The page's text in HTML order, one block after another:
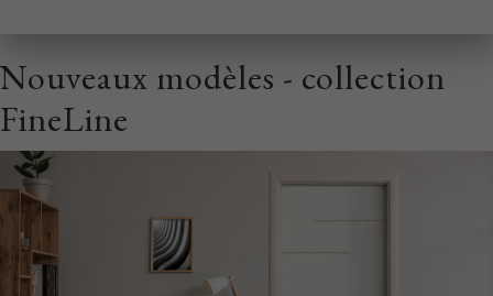
Nouveaux modèles - collection
FineLine